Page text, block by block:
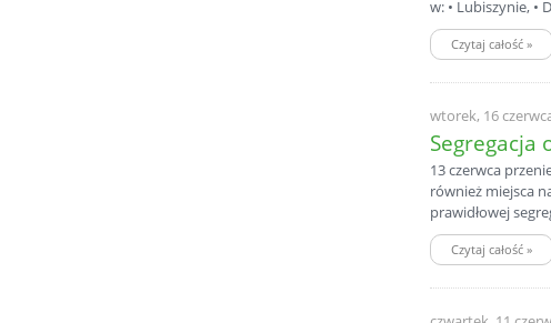
w: • Lubiszynie, •
Czytaj całość »
wtorek, 16
Segregacja
13 czerwca
również miejsca
prawidłowej
Czytaj całość »